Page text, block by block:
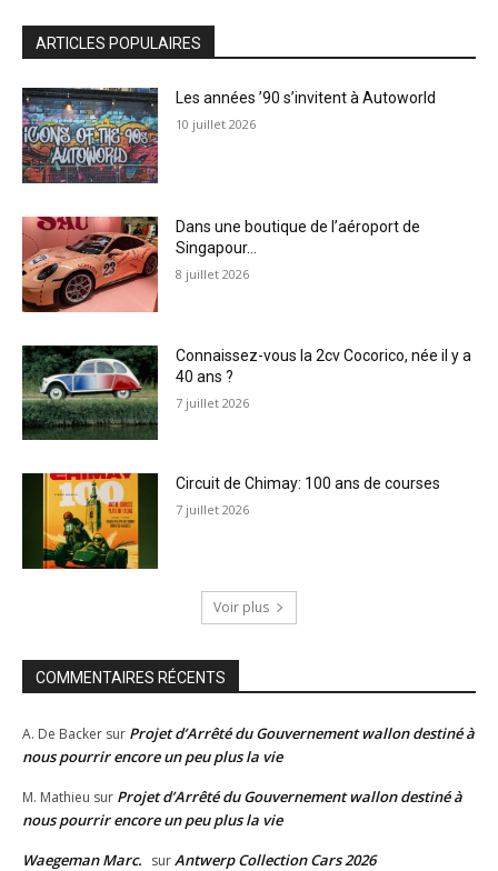
ARTICLES POPULAIRES
Les années ’90 s’invitent à Autoworld
10 juillet 2026
Dans une boutique de l’aéroport de
Singapour…
8 juillet 2026
Connaissez-vous la 2cv Cocorico, née il y a
40 ans ?
7 juillet 2026
Circuit de Chimay: 100 ans de courses
7 juillet 2026
Voir plus
COMMENTAIRES RÉCENTS
A. De Backer sur Projet d’Arrêté du Gouvernement wallon destiné à
nous pourrir encore un peu plus la vie
M. Mathieu sur Projet d’Arrêté du Gouvernement wallon destiné à
nous pourrir encore un peu plus la vie
Waegeman Marc. surAntwerp Collection Cars 2026